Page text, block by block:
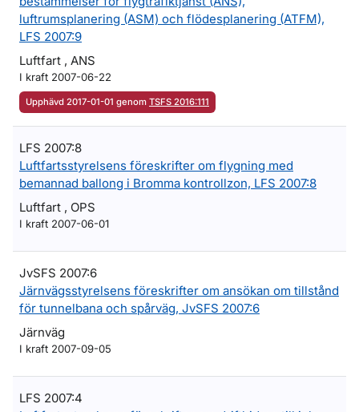
luftrumsplanering (ASM) och flödesplanering (ATFM),
LFS 2007:9
Luftfart , ANS
I kraft 2007-06-22
Upphävd 2017-01-01 genom TSFS 2016:111
LFS 2007:8
Luftfartsstyrelsens föreskrifter om flygning med
bemannad ballong i Bromma kontrollzon, LFS 2007:8
Luftfart , OPS
I kraft 2007-06-01
JvSFS 2007:6
Järnvägsstyrelsens föreskrifter om ansökan om tillstånd
för tunnelbana och spårväg, JvSFS 2007:6
Järnväg
I kraft 2007-09-05
LFS 2007:4